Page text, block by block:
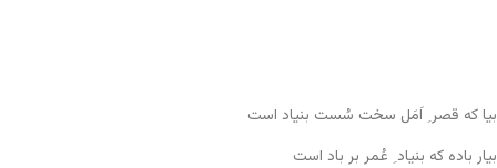
بیا که قصر ِ اَمَل سخت سُست بنیاد است
بیار باده که بنیاد ِ عُمر بر باد است